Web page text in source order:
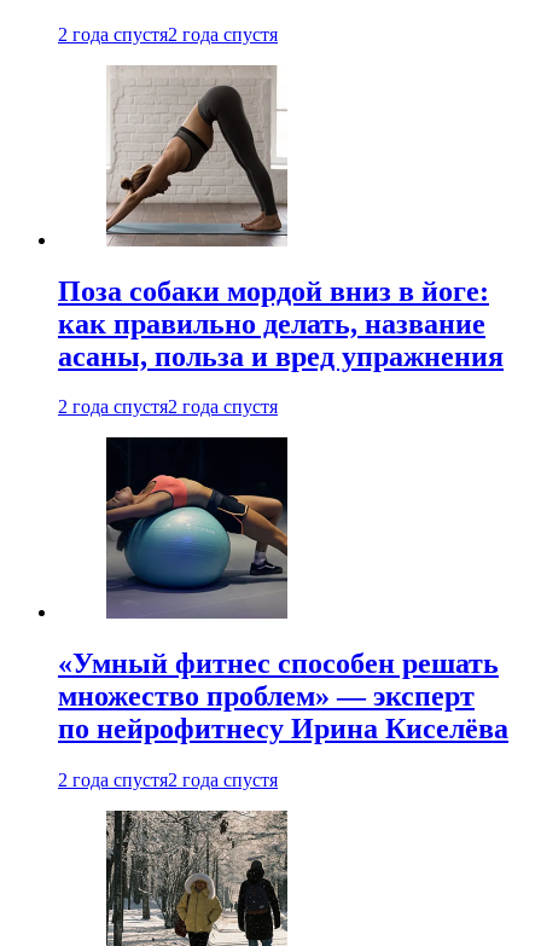
2 года спустя2 года спустя
Поза собаки мордой вниз в йоге:
как правильно делать, название
асаны, польза и вред упражнения
2 года спустя2 года спустя
«Умный фитнес способен решать
множество проблем» — эксперт
по нейрофитнесу Ирина Киселёва
2 года спустя2 года спустя